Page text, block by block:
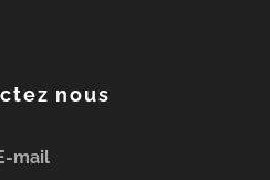
nous
mail